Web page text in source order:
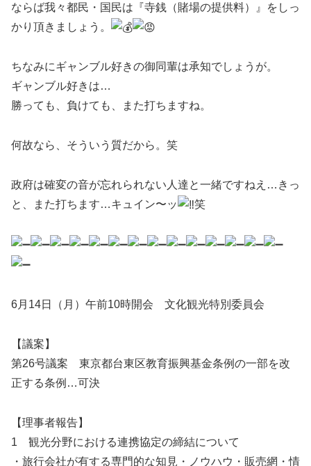
ならば我々都民・国民は『寺銭（賭場の提供料）』をしっ
かり頂きましょう。
ちなみにギャンブル好きの御同輩は承知でしょうが。
ギャンブル好きは…
勝っても、負けても、また打ちますね。
何故なら、そういう質だから。笑
政府は確変の音が忘れられない人達と一緒ですねえ…きっ
と、また打ちます…キュイン〜ッ
笑
6月14日（月）午前10時開会 文化観光特別委員会
【議案】
第26号議案 東京都台東区教育振興基金条例の一部を改
正する条例…可決
【理事者報告】
1 観光分野における連携協定の締結について
・旅行会社が有する専門的な知見・ノウハウ・販売網・情